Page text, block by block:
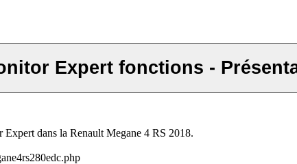
Expert fonctions -
dans la Renault Megane 4 RS 2018.